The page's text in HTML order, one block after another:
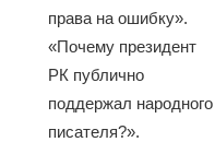
права на ошибку».
«Почему президент
РК публично
поддержал народного
писателя?».